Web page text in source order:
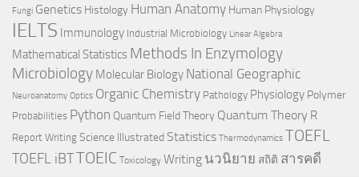
Fungi Genetics Histology Human Anatomy Human Physiology
IELTS Immunology Industrial Microbiology Linear Algebra
Mathematical Statistics Methods In Enzymology
Microbiology Molecular Biology National Geographic
Neuroanatomy Optics Organic Chemistry Pathology Physiology Polymer
Probabilities Python Quantum Field Theory Quantum Theory R
Report Writing Science Illustrated Statistics Thermodynamics TOEFL
TOEFL iBTTOEIC Toxicology Writing นวนิยาย สถิติ สารคดี